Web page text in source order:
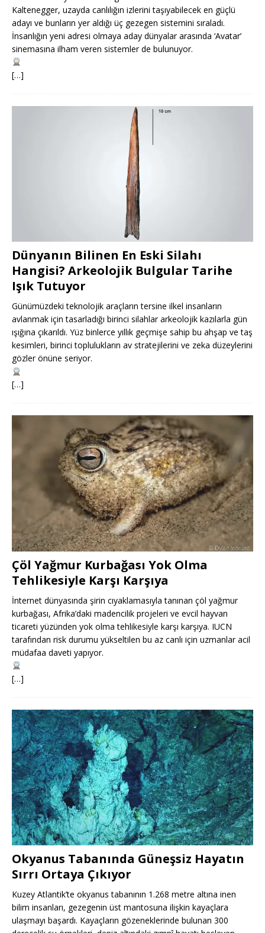
Kaltenegger, uzayda canlılığın izlerini taşıyabilecek en güçlü
adayı ve bunların yer aldığı üç gezegen sistemini sıraladı.
İnsanlığın yeni adresi olmaya aday dünyalar arasında ‘Avatar’
sinemasına ilham veren sistemler de bulunuyor.
[…]
Dünyanın Bilinen En Eski Silahı
Hangisi? Arkeolojik Bulgular Tarihe
Işık Tutuyor
Günümüzdeki teknolojik araçların tersine ilkel insanların
avlanmak için tasarladığı birinci silahlar arkeolojik kazılarla gün
ışığına çıkarıldı. Yüz binlerce yıllık geçmişe sahip bu ahşap ve taş
kesimleri, birinci toplulukların av stratejilerini ve zeka düzeylerini
gözler önüne seriyor.
[…]
Çöl Yağmur Kurbağası Yok Olma
Tehlikesiyle Karşı Karşıya
İnternet dünyasında şirin cıyaklamasıyla tanınan çöl yağmur
kurbağası, Afrika’daki madencilik projeleri ve evcil hayvan
ticareti yüzünden yok olma tehlikesiyle karşı karşıya. IUCN
tarafından risk durumu yükseltilen bu az canlı için uzmanlar acil
müdafaa daveti yapıyor.
[…]
Okyanus Tabanında Güneşsiz Hayatın
Sırrı Ortaya Çıkıyor
Kuzey Atlantik’te okyanus tabanının 1.268 metre altına inen
bilim insanları, gezegenin üst mantosuna ilişkin kayaçlara
ulaşmayı başardı. Kayaçların gözeneklerinde bulunan 300